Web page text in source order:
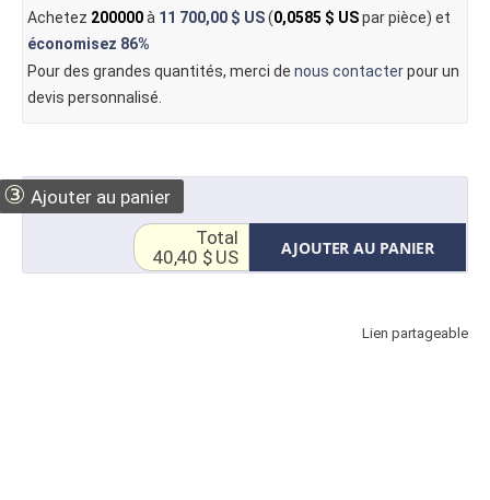
Achetez 200000à 11 700,00 $ US(0,0585 $ USpar pièce) et
économisez 86%
Pour des grandes quantités, merci de nous contacterpour un
devis personnalisé.
③ Ajouter au panier
AJOUTER AU PANIER
Total
40,40 $ US
Lien partageable